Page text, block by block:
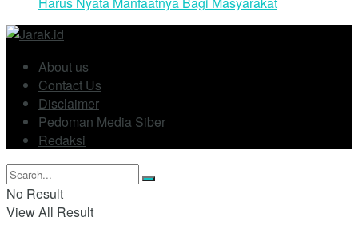
About us
Contact Us
Disclaimer
Pedoman Media Siber
Redaksi
No Result
View All Result